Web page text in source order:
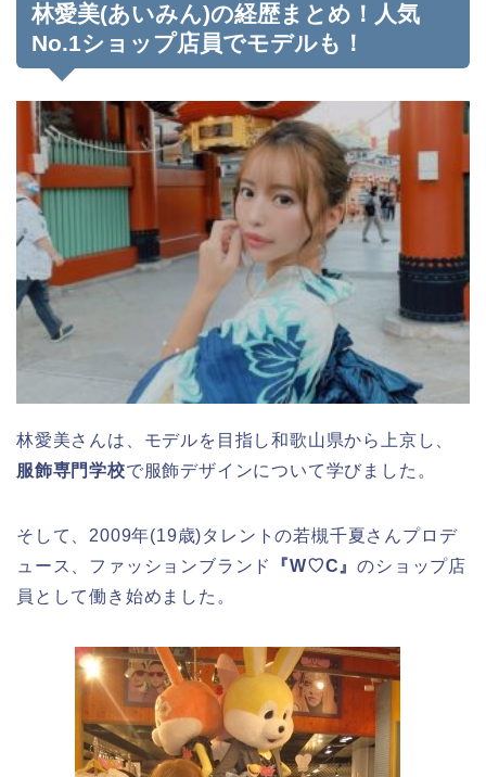
林愛美(あいみん)の経歴まとめ！人気
No.1ショップ店員でモデルも！
林愛美さんは、モデルを目指し和歌山県から上京し、
服飾専門学校で服飾デザインについて学びました。
そして、2009年(19歳)タレントの若槻千夏さんプロデ
ュース、ファッションブランド
『W♡C』のショップ店
員 として働き始めました。